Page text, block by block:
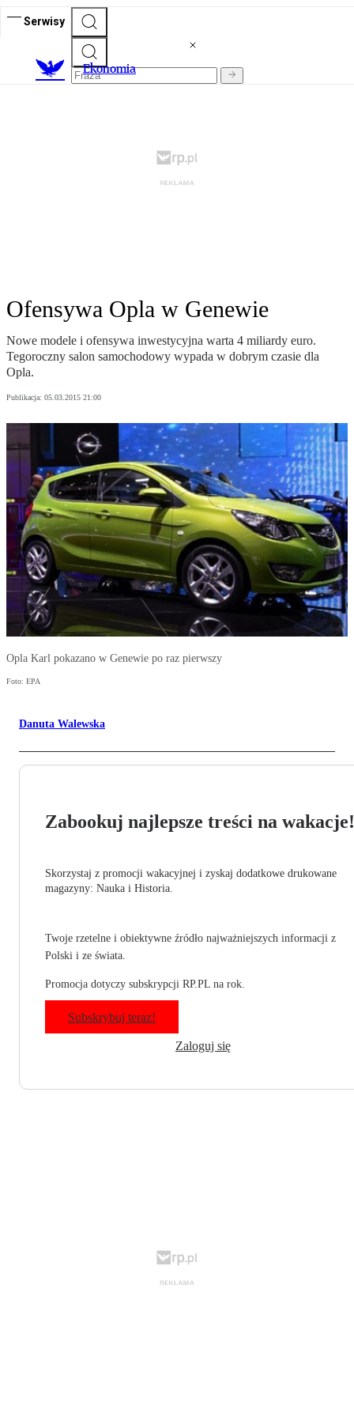
Serwisy
Ekonomia
Ofensywa Opla w Genewie
Nowe modele i ofensywa inwestycyjna warta 4 miliardy euro.
Tegoroczny salon samochodowy wypada w dobrym czasie dla
Opla.
Publikacja: 05.03.2015 21:00
Opla Karl pokazano w Genewie po raz pierwszy
Foto: EPA
Danuta Walewska
Zabookuj najlepsze treści na wakacje!
Skorzystaj z promocji wakacyjnej i zyskaj dodatkowe drukowane
magazyny: Nauka i Historia.
Twoje rzetelne i obiektywne źródło najważniejszych informacji z
Polski i ze świata.
Promocja dotyczy subskrypcji RP.PL na rok.
Subskrybuj teraz!
Zaloguj się